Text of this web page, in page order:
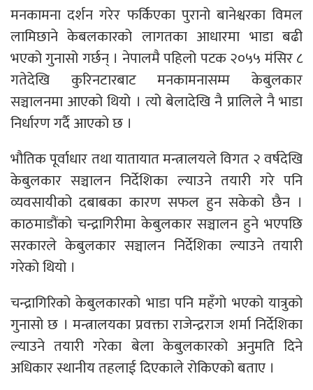
मनकामना दर्शन गरेर फर्किएका पुरानो बानेश्वरका विमल
लामिछाने केबलकारको लागतका आधारमा भाडा बढी
भएको गुनासो गर्छन् । नेपालमै पहिलो पटक २०५५ मंसिर ८
गतेदेखि कुरिनटारबाट मनकामनासम्म केबुलकार
सञ्चालनमा आएको थियो । त्यो बेलादेखि नै प्रालिले नै भाडा
निर्धारण गर्दै आएको छ ।
भौतिक पूर्वाधार तथा यातायात मन्त्रालयले विगत २ वर्षदेखि
केबुलकार सञ्चालन निर्देशिका ल्याउने तयारी गरे पनि
व्यवसायीको दबाबका कारण सफल हुन सकेको छैन ।
काठमाडौंको चन्द्रागिरीमा केबुलकार सञ्चालन हुने भएपछि
सरकारले केबुलकार सञ्चालन निर्देशिका ल्याउने तयारी
गरेको थियो ।
चन्द्रागिरिको केबुलकारको भाडा पनि महँगो भएको यात्रुको
गुनासो छ । मन्त्रालयका प्रवक्ता राजेन्द्रराज शर्मा निर्देशिका
ल्याउने तयारी गरेका बेला केबुलकारको अनुमति दिने
अधिकार स्थानीय तहलाई दिएकाले रोकिएको बताए ।